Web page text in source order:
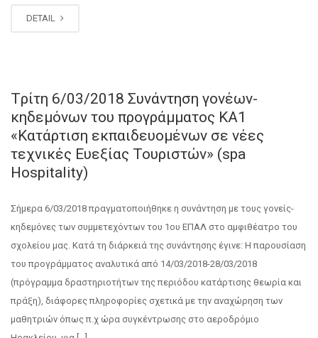
DETAIL
Tρίτη 6/03/2018 Συνάντηση γονέων-
κηδεμόνων του προγράμματος ΚΑ1
«Κατάρτιση εκπαιδευομένων σε νέες
τεχνικές Ευεξίας Τουριστών» (spa
Hospitality)
Σήμερα 6/03/2018 πραγματοποιήθηκε η συνάντηση με τους γονείς-
κηδεμόνες των συμμετεχόντων του 1ου ΕΠΑΛ στο αμφιθέατρο του
σχολείου μας. Κατά τη διάρκειά της συνάντησης έγινε: Η παρουσίαση
του προγράμματος αναλυτικά από 14/03/2018-28/03/2018
(πρόγραμμα δραστηριοτήτων της περιόδου κατάρτισης θεωρία και
πράξη), διάφορες πληροφορίες σχετικά με την αναχώρηση των
μαθητριών όπως π.χ ώρα συγκέντρωσης στο αεροδρόμιο